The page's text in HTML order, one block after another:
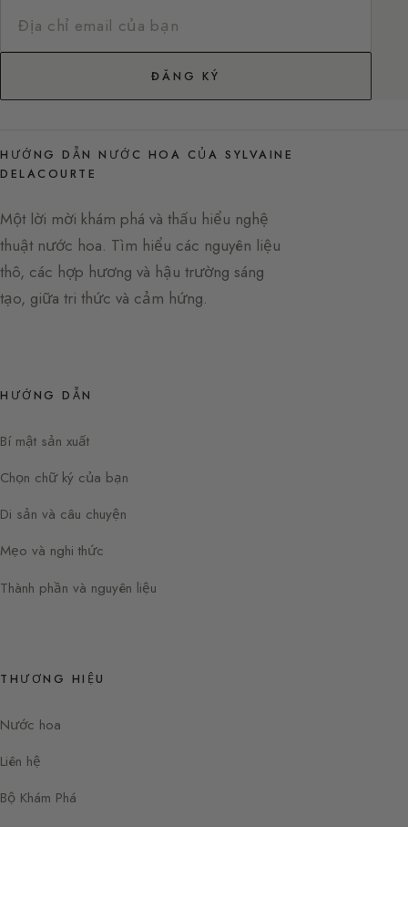
ĐĂNG KÝ
HƯỚNG DẪN NƯỚC HOA CỦA SYLVAINE
DELACOURTE
Một lời mời khám phá và thấu hiểu nghệ
thuật nước hoa. Tìm hiểu các nguyên liệu
thô, các hợp hương và hậu trường sáng
tạo, giữa tri thức và cảm hứng.
HƯỚNG DẪN
Bí mật sản xuất
Chọn chữ ký của bạn
Di sản và câu chuyện
Mẹo và nghi thức
Thành phần và nguyên liệu
THƯƠNG HIỆU
Nước hoa
Liên hệ
Bộ Khám Phá